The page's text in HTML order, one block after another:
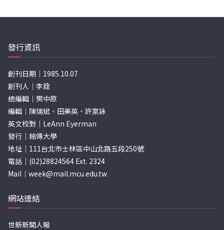
發行資訊
創刊日期｜1985.10.07
創刊人｜李銓
總編輯｜樊中原
編輯｜陳瑞斌、田美英、許棠詠
英文校對｜LeAnn Eyerman
發行｜銘傳大學
地址｜111台北市士林區中山北路五段250號
電話｜(02)28824564 Ext. 2324
Mail｜ week@mail.mcu.edu.tw
網站連結
世新新聞人報